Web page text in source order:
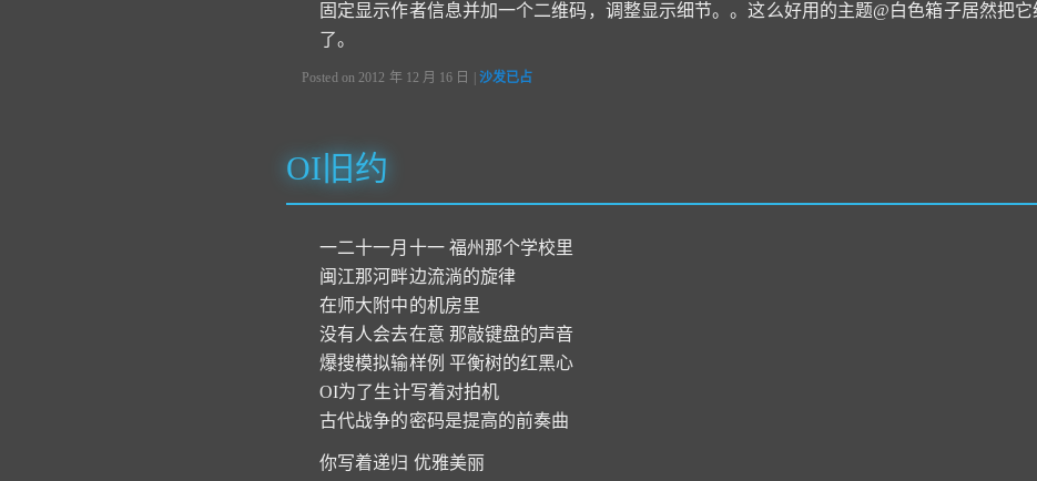
固定显示作者信息并加一个二维码，调整显示细节。。这么好用的主题@白色箱子居然把它
了。
Posted on 2012 年 12 月 16 日 沙发已占
OI旧约
一二十一月十一 福州那个学校里
闽江那河畔边流淌的旋律
在师大附中的机房里
没有人会去在意 那敲键盘的声音
爆搜模拟输样例 平衡树的红黑心
OI为了生计写着对拍机
古代战争的密码是提高的前奏曲
你写着递归 优雅美丽